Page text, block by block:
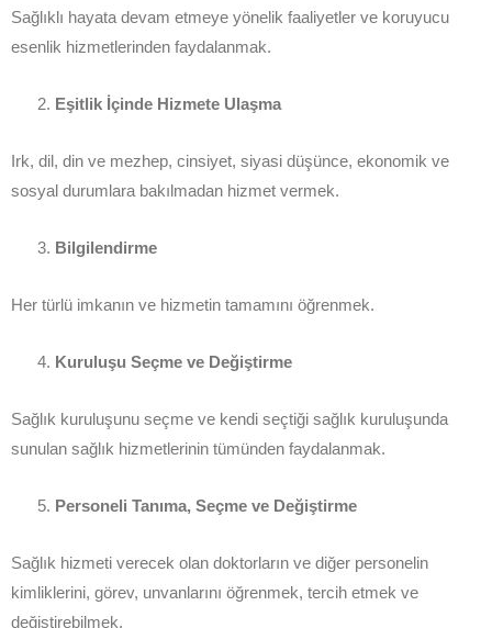
Sağlıklı hayata devam etmeye yönelik faaliyetler ve koruyucu
esenlik hizmetlerinden faydalanmak.
Eşitlik İçinde Hizmete Ulaşma
Irk, dil, din ve mezhep, cinsiyet, siyasi düşünce, ekonomik ve
sosyal durumlara bakılmadan hizmet vermek.
Bilgilendirme
Her türlü imkanın ve hizmetin tamamını öğrenmek.
Kuruluşu Seçme ve Değiştirme
Sağlık kuruluşunu seçme ve kendi seçtiği sağlık kuruluşunda
sunulan sağlık hizmetlerinin tümünden faydalanmak.
Personeli Tanıma, Seçme ve Değiştirme
Sağlık hizmeti verecek olan doktorların ve diğer personelin
kimliklerini, görev, unvanlarını öğrenmek, tercih etmek ve
değiştirebilmek.